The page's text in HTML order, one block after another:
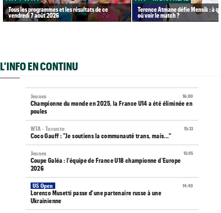
Tous les programmes et les résultats de ce
vendredi 7 août 2026
Terence Atmane défie Mensik : à
où voir le match ?
L'INFO EN CONTINU
16:00
Jeunes
Championne du monde en 2025, la France U14 a été éliminée en
poules
15:33
WTA - Toronto
Coco Gauff : "Je soutiens la communauté trans, mais..."
15:05
Jeunes
Coupe Galéa : l’équipe de France U18 championne d’Europe
2026
14:40
US Open
Lorenzo Musetti passe d'une partenaire russe à une
Ukrainienne